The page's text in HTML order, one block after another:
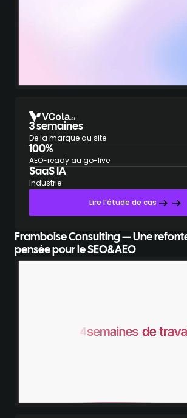
3 semaines
De la marque au site
100%
AEO-ready au go-live
SaaS IA
Industrie
Lire l’étude de cas
Framboise Consulting — Une
pensée pour le SEO&AEO